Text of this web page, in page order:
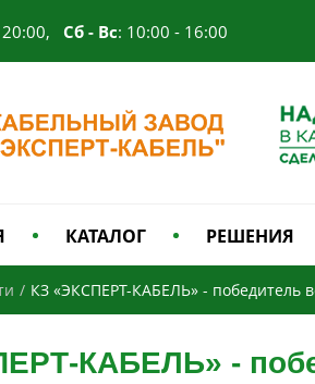
Сб - Вс: 10:00 - 16:00
КАТАЛОГ РЕШЕНИЯ
/ КЗ «ЭКСПЕРТ-КАБЕЛЬ» - победитель
КАБЕЛЬ» -